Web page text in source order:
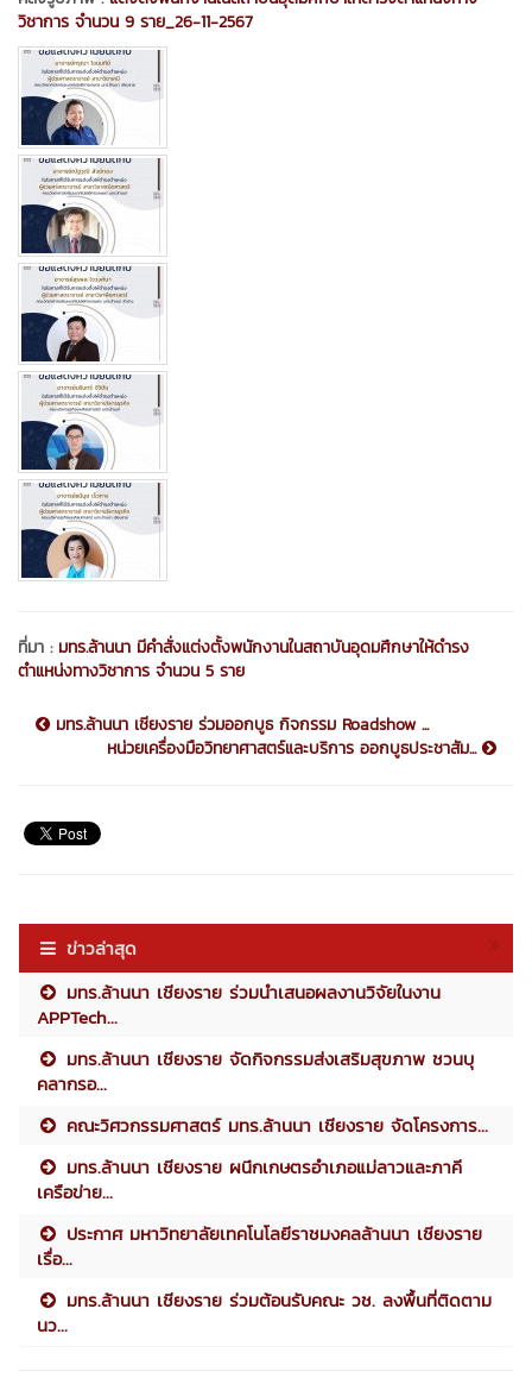
วิชาการ จำนวน 9 ราย_26-11-2567
ที่มา : มทร.ล้านนา มีคำสั่งแต่งตั้งพนักงานในสถาบันอุดมศึกษาให้ดำรง
ตำแหน่งทางวิชาการ จำนวน 5 ราย
มทร.ล้านนา เชียงราย ร่วมออกบูธ กิจกรรม Roadshow ...
หน่วยเครื่องมือวิทยาศาสตร์และบริการ ออกบูธประชาสัม...
ข่าวล่าสุด
มทร.ล้านนา เชียงราย ร่วมนำเสนอผลงานวิจัยในงาน
APPTech...
มทร.ล้านนา เชียงราย จัดกิจกรรมส่งเสริมสุขภาพ ชวนบุ
คลากรอ...
คณะวิศวกรรมศาสตร์ มทร.ล้านนา เชียงราย จัดโครงการ...
มทร.ล้านนา เชียงราย ผนึกเกษตรอำเภอแม่ลาวและภาคี
เครือข่าย...
ประกาศ มหาวิทยาลัยเทคโนโลยีราชมงคลล้านนา เชียงราย
เรื่อ...
มทร.ล้านนา เชียงราย ร่วมต้อนรับคณะ วช. ลงพื้นที่ติดตาม
นว...